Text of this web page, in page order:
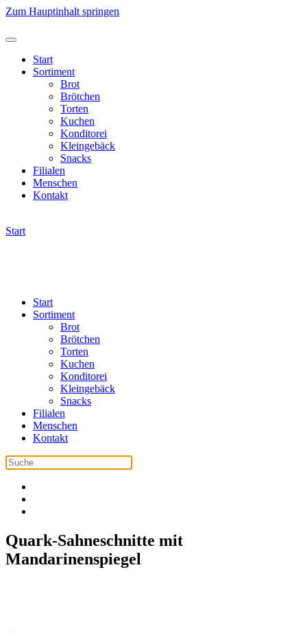
Zum Hauptinhalt springen
Start
Sortiment
Brot
Brötchen
Torten
Kuchen
Konditorei
Kleingebäck
Snacks
Filialen
Menschen
Kontakt
Start
Start
Sortiment
Brot
Brötchen
Torten
Kuchen
Konditorei
Kleingebäck
Snacks
Filialen
Menschen
Kontakt
Quark-Sahneschnitte mit
Mandarinenspiegel